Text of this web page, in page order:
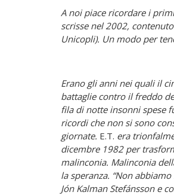
A noi piace ricordare i
scrisse nel 2002,
Unicopli). Un modo per
Erano gli anni nei quali il
battaglie contro il freddo
fila di notte insonni spese
ricordi che non si sono
giornate. E.T. era
dicembre 1982 per
malinconia. Malinconia
la speranza. “Non
Jón Kalman Stefánsson e